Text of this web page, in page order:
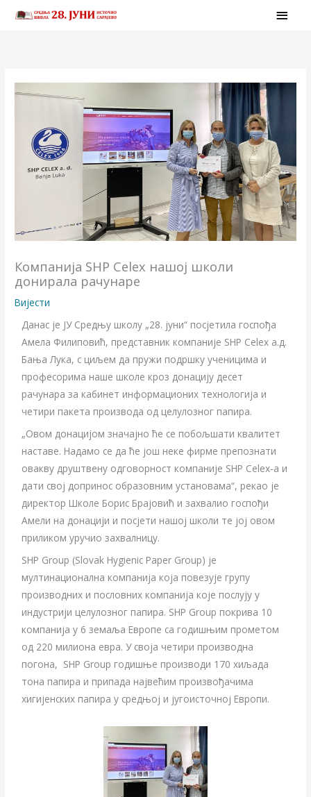
Компанија SHP Celex нашој школи
донирала рачунаре
Вијести
Данас је ЈУ Средњу школу „28. јуни“ посјетила госпођа
Амела Филиповић, представник компаније SHP Celex а.д.
Бања Лука, с циљем да пружи подршку ученицима и
професорима наше школе кроз донацију десет
рачунара за кабинет информационих технологија и
четири пакета производа од целулозног папира.
„Овом донацијом значајно ће се побољшати квалитет
наставе. Надамо се да ће још неке фирме препознати
овакву друштвену одговорност компаније SHP Celex-а и
дати свој допринос образовним установама“, рекао је
директор Школе Борис Брајовић и захвалио госпођи
Амели на донацији и посјети нашој школи те јој овом
приликом уручио захвалницу.
SHP Group (Slovak Hygienic Paper Group) jе
мултинационална компанија која повезује групу
производних и пословних компанија које послују у
индустрији целулозног папира. SHP Group покрива 10
компанија у 6 земаља Европе са годишњим прометом
од 220 милиона евра. У своја четири производна
погона, SHP Group годишње производи 170 хиљада
тона папира и припада највећим произвођачима
хигијенских папира у средњој и југоисточној Европи.